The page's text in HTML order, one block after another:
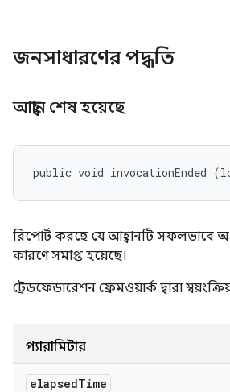
জনসাধারণের পদ্ধতি
আহ্বান শেষ হয়েছে
public void invocationEnded
রিপোর্ট করছে যে আহ্বানটি সফলভাবে
কারণে সমাপ্ত হয়েছে।
ট্রেডফেডারেশন ফ্রেমওয়ার্ক দ্বারা
প্যারামিটার
elapsedTime